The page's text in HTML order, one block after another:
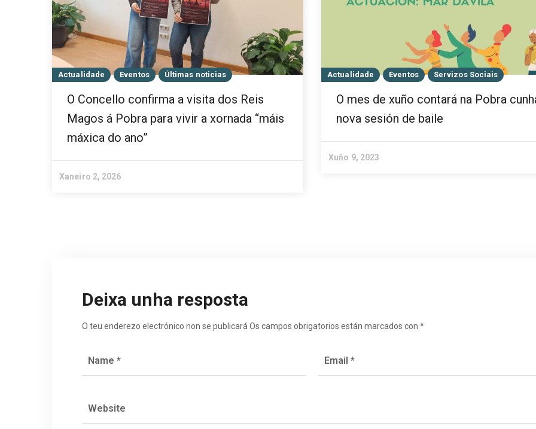
Actualidade Eventos Últimas noticias
O Concello confirma a visita dos Reis
Magos á Pobra para vivir a xornada “máis
máxica do ano”
Xaneiro 2, 2026
Actualidade Eventos Servizos Sociais
O mes de xuño contará na Pobra
nova sesión de baile
Xuño 9, 2023
Deixa unha resposta
O teu enderezo electrónico non se publicará Os campos obrigatorios están marcados con *